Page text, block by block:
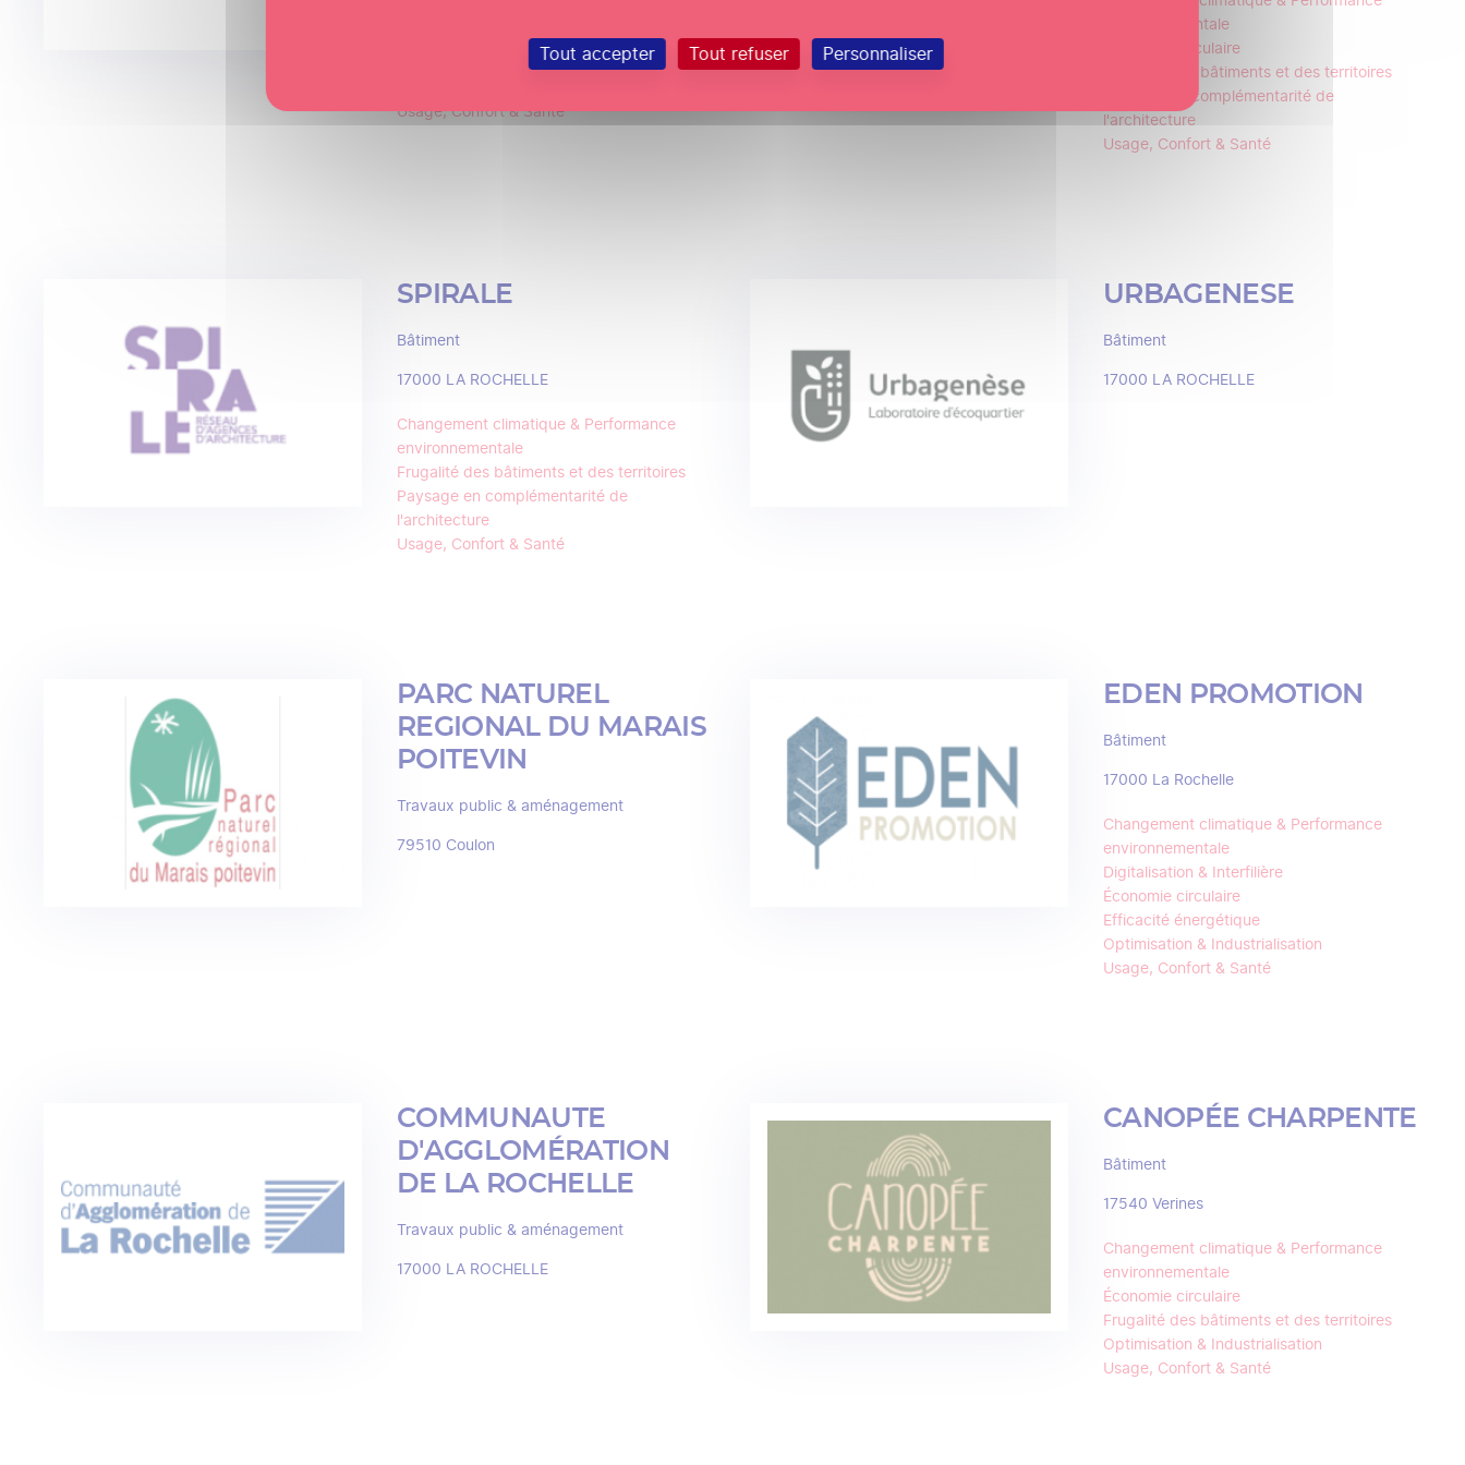
Tout accepter Tout refuser Personnaliser
Économie circulaire
Efficacité énergétique
Usage, Confort & Santé
environnementale
Économie circulaire
Frugalité des bâtiments et des territoires
Paysage en complémentarité de
l'architecture
Usage, Confort & Santé
SPIRALE
Bâtiment
17000 LA ROCHELLE
Changement climatique & Performance
environnementale
Frugalité des bâtiments et des territoires
Paysage en complémentarité de
l'architecture
Usage, Confort & Santé
URBAGENESE
Bâtiment
17000 LA ROCHELLE
PARC NATUREL
REGIONAL DU MARAIS
POITEVIN
Travaux public & aménagement
79510 Coulon
EDEN PROMOTION
Bâtiment
17000 La Rochelle
Changement climatique & Performance
environnementale
Digitalisation & Interfilière
Économie circulaire
Efficacité énergétique
Optimisation & Industrialisation
Usage, Confort & Santé
COMMUNAUTE
D'AGGLOMÉRATION
DE LA ROCHELLE
Travaux public & aménagement
17000 LA ROCHELLE
CANOPÉE CHARPENTE
Bâtiment
17540 Verines
Changement climatique & Performance
environnementale
Économie circulaire
Frugalité des bâtiments et des territoires
Optimisation & Industrialisation
Usage, Confort & Santé